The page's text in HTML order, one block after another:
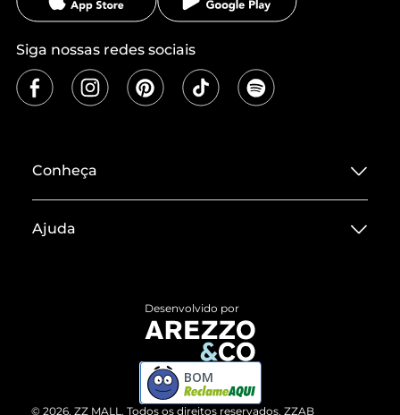
Siga nossas redes sociais
Conheça
Termos de Uso
ZZ MALL é confiável
Cartão Presente
Ajuda
Devolução do Produto
Compre pelo WhatsApp
© 2026, ZZ MALL. Todos os direitos reservados. ZZAB
Desenvolvido por
BOM